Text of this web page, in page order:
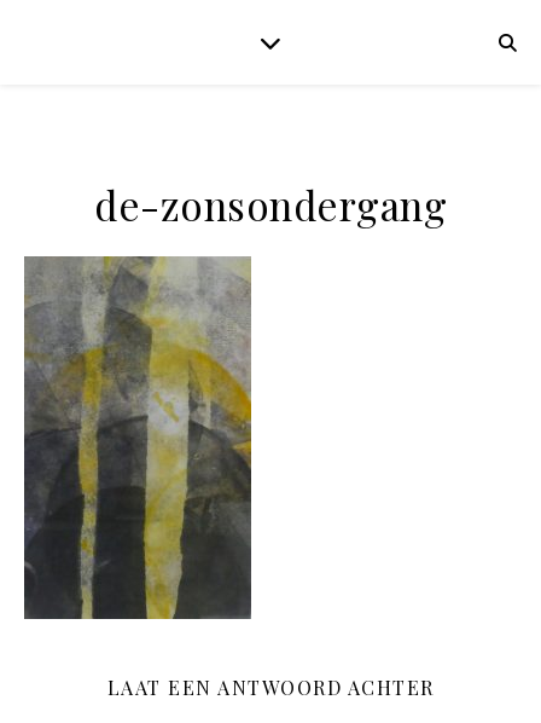
de-zonsondergang
LAAT EEN ANTWOORD ACHTER